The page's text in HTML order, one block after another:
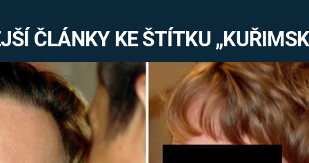
MARS
VÁLEČNÉ
Záhady a
ČLÁNKY KE ŠTÍTKU